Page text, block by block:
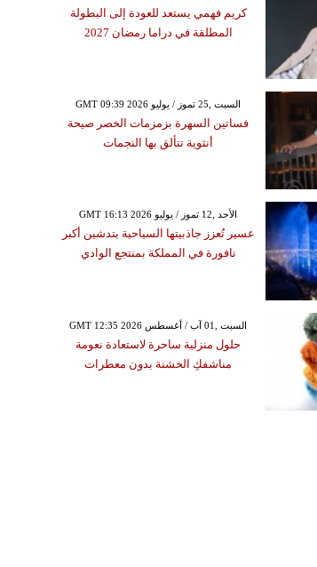
كريم فهمي يستعد للعودة إلى البطولة
المطلقة في دراما رمضان 2027
GMT 09:39 2026 السبت ,25 تموز / يوليو
فساتين السهرة بزمزمات الخصر صيحة
أنثوية تتألق بها النجمات
GMT 16:13 2026 الأحد ,12 تموز / يوليو
عسير تُعزز جاذبيتها السياحية بتدشين أكبر
نافورة في المملكة بمنتجع الوادي
GMT 12:35 2026 السبت ,01 آب / أغسطس
حلول منزلية ساحرة لاستعادة نعومة
مناشفكِ الخشنة بدون معطرات